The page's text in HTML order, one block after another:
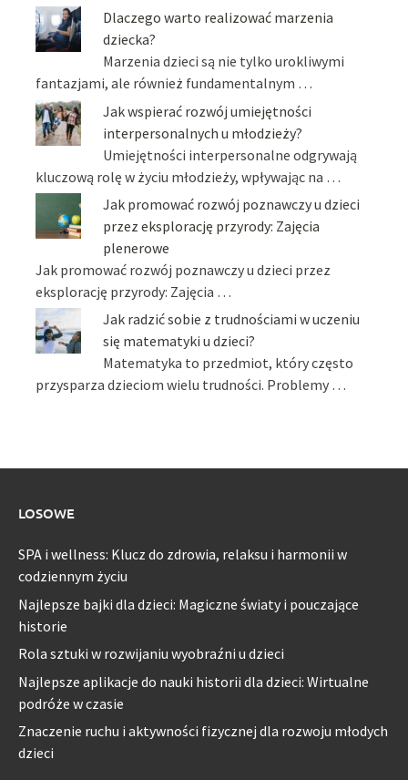
Dlaczego warto realizować marzenia
dziecka?
Marzenia dzieci są nie tylko urokliwymi
fantazjami, ale również fundamentalnym …
Jak wspierać rozwój umiejętności
interpersonalnych u młodzieży?
Umiejętności interpersonalne odgrywają
kluczową rolę w życiu młodzieży, wpływając na …
Jak promować rozwój poznawczy u dzieci
przez eksplorację przyrody: Zajęcia
plenerowe
Jak promować rozwój poznawczy u dzieci przez
eksplorację przyrody: Zajęcia …
Jak radzić sobie z trudnościami w uczeniu
się matematyki u dzieci?
Matematyka to przedmiot, który często
przysparza dzieciom wielu trudności. Problemy …
LOSOWE
SPA i wellness: Klucz do zdrowia, relaksu i harmonii w
codziennym życiu
Najlepsze bajki dla dzieci: Magiczne światy i pouczające
historie
Rola sztuki w rozwijaniu wyobraźni u dzieci
Najlepsze aplikacje do nauki historii dla dzieci: Wirtualne
podróże w czasie
Znaczenie ruchu i aktywności fizycznej dla rozwoju młodych
dzieci